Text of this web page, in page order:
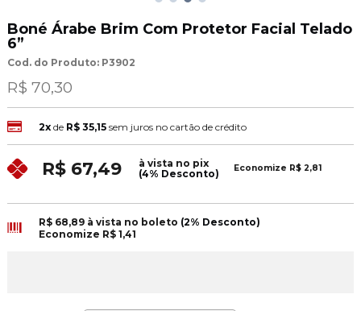
Boné Árabe Brim Com Protetor Facial Telado
6”
Cod. do Produto: P3902
R$ 70,30
2xde R$ 35,15 sem juros no cartão de crédito
R$ 67,49
à vista no pix
(4% Desconto)
Economize R$ 2,81
R$ 68,89 à vista no boleto (2% Desconto)
Economize R$ 1,41